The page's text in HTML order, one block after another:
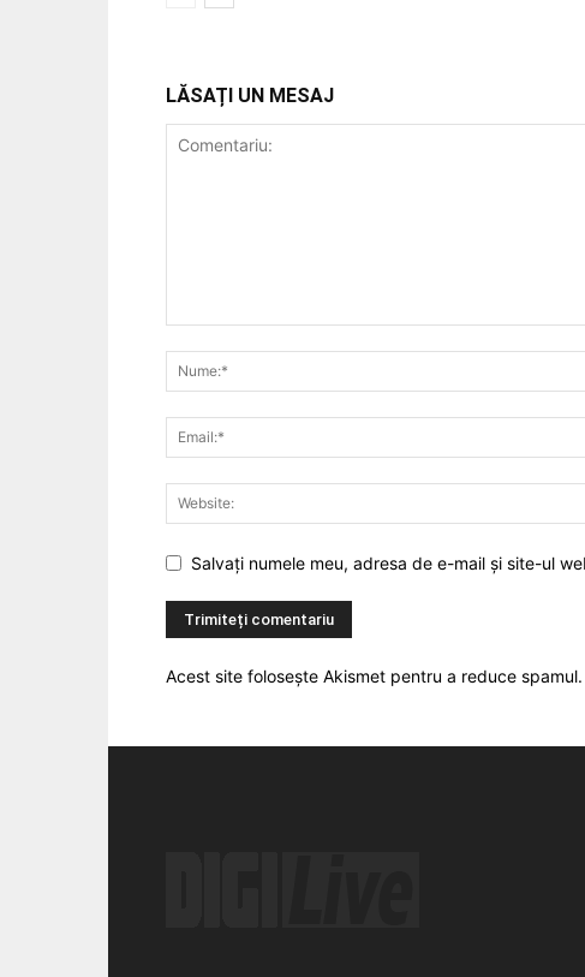
LĂSAȚI UN MESAJ
Salvați numele meu, adresa de e-mail și site-ul
Acest site folosește Akismet pentru a reduce spamul.